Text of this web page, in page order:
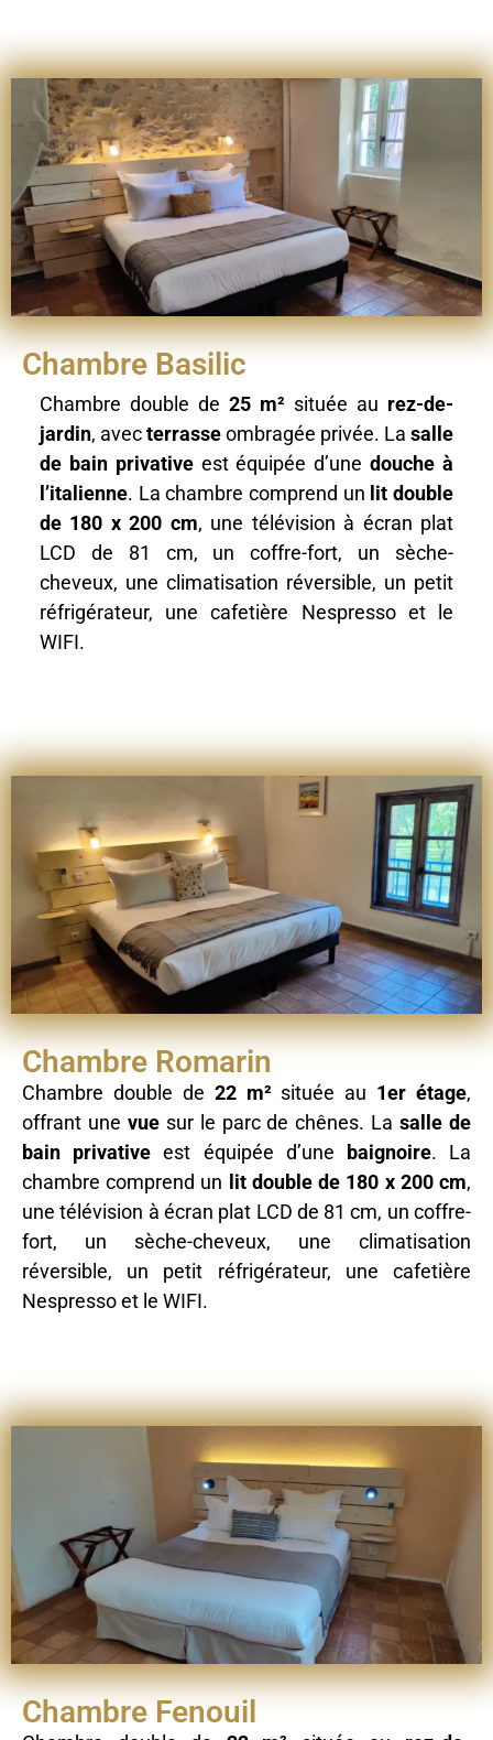
Chambre Basilic
Chambre double de 25 m² située au rez-de-
jardin, avecterrasseombragée privée. La salle
de bain privativeest équipée d’unedouche à
l’italienne. La chambre comprend un lit double
de 180 x 200 cm, une télévision à écran plat
LCD de 81 cm, un coffre-fort, un sèche-
cheveux, une climatisation réversible, un petit
réfrigérateur, une cafetière Nespresso et le
WIFI.
Chambre Romarin
Chambre double de 22 m²située au 1er étage,
offrant une vue sur le parc de chênes. Lasalle de
bain privative est équipée d’une baignoire. La
chambre comprend un
lit double de 180 x 200 cm,
une télévision à écran plat LCD de 81 cm, un coffre-
fort, un sèche-cheveux, une climatisation
réversible, un petit réfrigérateur, une cafetière
Nespresso et le WIFI.
Chambre Fenouil